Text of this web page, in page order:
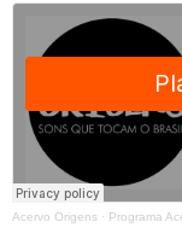
Acervo Origens · Programa